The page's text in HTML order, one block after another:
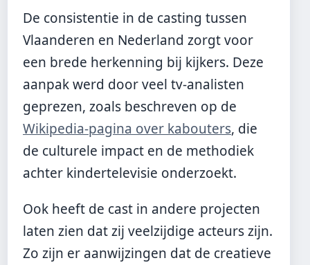
De consistentie in de casting tussen
Vlaanderen en Nederland zorgt voor
een brede herkenning bij kijkers. Deze
aanpak werd door veel tv-analisten
geprezen, zoals beschreven op de
Wikipedia-pagina over kabouters, die
de culturele impact en de methodiek
achter kindertelevisie onderzoekt.
Ook heeft de cast in andere projecten
laten zien dat zij veelzijdige acteurs zijn.
Zo zijn er aanwijzingen dat de creatieve